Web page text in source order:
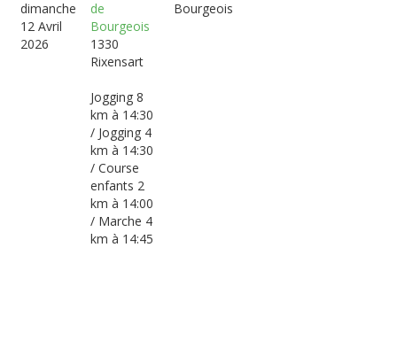
dimanche
12 Avril
2026
de
Bourgeois
1330
Rixensart
Jogging 8
km à 14:30
/ Jogging 4
km à 14:30
/ Course
enfants 2
km à 14:00
/ Marche 4
km à 14:45
Bourgeois